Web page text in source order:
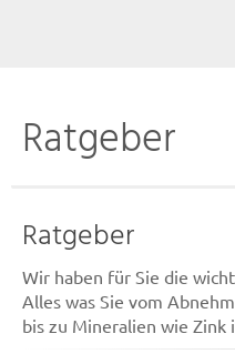
Ratgeber
Ratgeber
Wir haben für Sie die
Alles was Sie vom
bis zu Mineralien wie